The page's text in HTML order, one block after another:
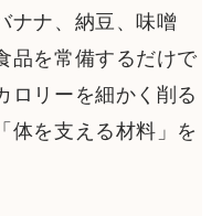
ナナ、納豆、味噌
品を常備するだけで
ロリーを細かく削る
体を支える材料」を